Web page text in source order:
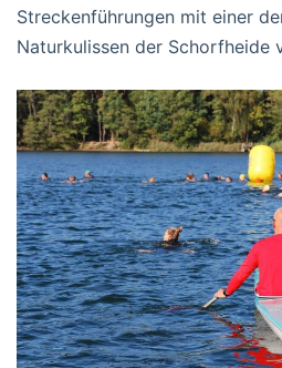
Streckenführungen mit einer
Naturkulissen der Schorfheide